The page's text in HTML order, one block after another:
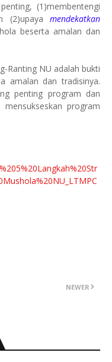
(1)membentengi
(2)upaya mendekatkan
beserta amalan dan
Ranting NU adalah bukti
amalan dan tradisinya.
penting program dan
program
NEWER